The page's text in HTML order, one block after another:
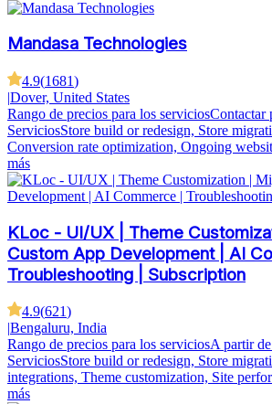
Mandasa Technologies
4.9(1681)
|Dover, United States
Rango de precios para los serviciosContactar
ServiciosStore build or redesign, Store
Conversion rate optimization, Ongoing
más
KLoc - UI/UX | Theme
Custom App Development | AI
Troubleshooting | Subscription
4.9(621)
Bengaluru, India
Rango de precios para los serviciosA partir
ServiciosStore build or redesign, Store
integrations, Theme customization, Site
más